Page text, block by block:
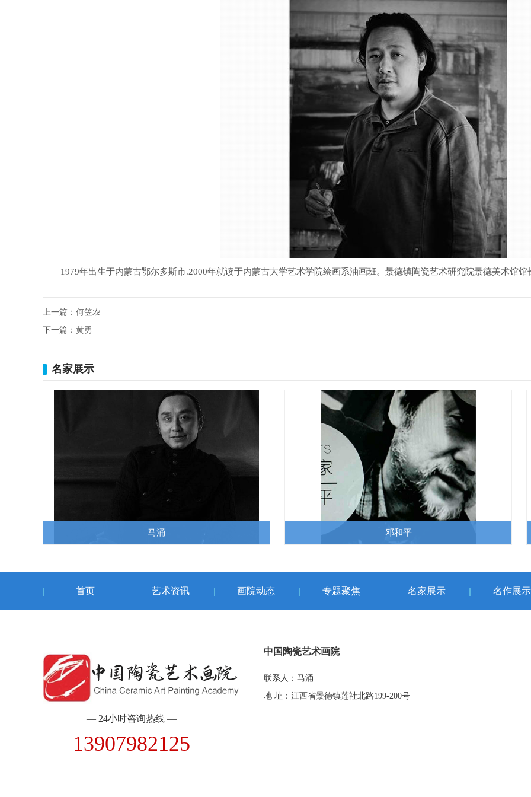
1979年出生于内蒙古鄂尔多斯市.2000年就读于内蒙古大学艺术学院绘画系油画班。景德镇陶瓷艺术研究院景德美术馆馆
上一篇： 何笠农
下一篇： 黄勇
名家展示
马涌 邓和平
首页 艺术资讯 画院动态 专题聚焦 名家展示 名作展示
— 24小时咨询热线 —
13907982125
中国陶瓷艺术画院
联系人：马涌
地 址：江西省景德镇莲社北路199-200号